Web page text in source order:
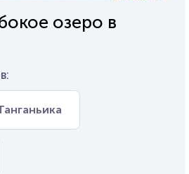
озеро в